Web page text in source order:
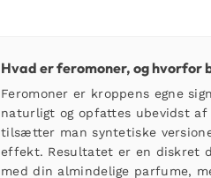
Hvad er feromoner, og hvorfor
Feromoner er kroppens egne
naturligt og opfattes ubevidst
tilsætter man syntetiske
effekt. Resultatet er en diskret
med din almindelige parfume,